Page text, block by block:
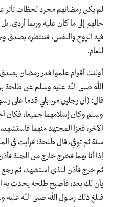
لم يكن رمضانهم مجرد لحظات تأثر
حالهم إلى ما كان عليه وربما أردى.
فيه الروح والنفس، فتنتظره بصدق
للعام.
أولئك أقوام علموا قدر رمضان
الله صلى الله عليه وسلم عن طلحة
قال: (أن رجلين من بلي قدما على
وسلم وكان إسلامهما جميعا، فكان
الآخر، فغزا المجتهد منهما
سنة ثم توفي، قال طلحة: فرأيت في
إذا أنا بهما فخرج خارج من الجنة
ثم خرج فأذن للذي استشهد، ثم رجع
يأن لك بعد، فأصبح طلحة يحدث به
فبلغ ذلك رسول الله صلى الله عليه